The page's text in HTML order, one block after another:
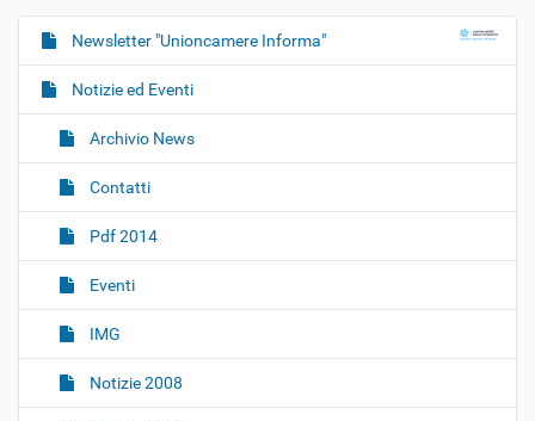
N
a
v
g
i
n
Newsletter "Unioncamere Informa"
Notizie ed Eventi
Archivio News
Contatti
Pdf 2014
Eventi
IMG
Notizie 2008